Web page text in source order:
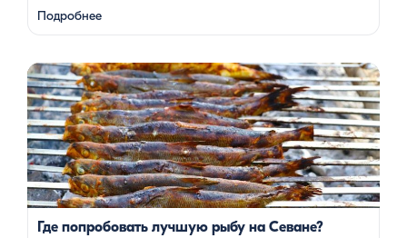
Путешествие под завораживающие мелодии дудука
Дживана Гаспаряна стало настоящим погружением …
Подробнее
Многие гости Армении, приезжая в страну, обязательно
включают в свою программу поездку на Севан. Этот
маршрут — один из самых популярных: свежий горный
воздух, величественные пейзажи, древние храмы и, конечно
же, местная кухня. На Севане можно посетить Севанаванк
— знаменитый монастырь IX века, расположенный на
полуострове, а также Айраванк, который менее известен, но
не менее […]
Где попробовать лучшую рыбу на Севане?